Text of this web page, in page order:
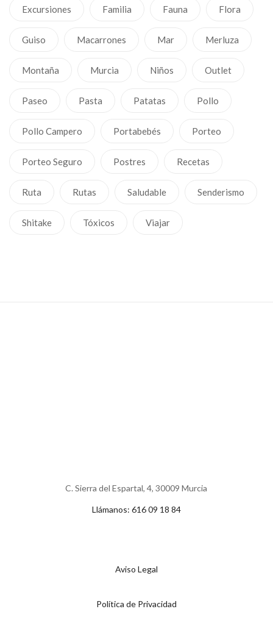
Excursiones Familia Fauna Flora
Guiso Macarrones Mar Merluza
Montaña Murcia Niños Outlet
Paseo Pasta Patatas Pollo
Pollo Campero Portabebés Porteo
Porteo Seguro Postres Recetas
Ruta Rutas Saludable Senderismo
Shitake Tóxicos Viajar
C. Sierra del Espartal, 4, 30009 Murcia
Llámanos: 616 09 18 84
Aviso Legal
Política de Privacidad